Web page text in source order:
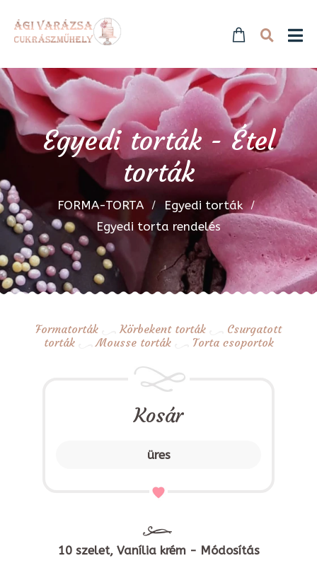
Egyedi torták - Étel
torták
FORMA-TORTA
Egyedi torták
Egyedi torta rendelés
Formatorták Körbekent torták
Csurgatott
torták
Mousse torták Torta csoportok
Kosár
üres
10 szelet, Vanília krém - Módosítás